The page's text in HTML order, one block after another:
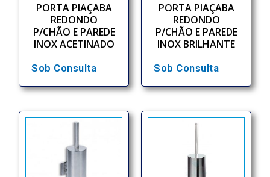
PORTA PIAÇABA
REDONDO
P/CHÃO E PAREDE
INOX ACETINADO
Sob Consulta
PORTA PIAÇABA
REDONDO
P/CHÃO E PAREDE
INOX BRILHANTE
Sob Consulta